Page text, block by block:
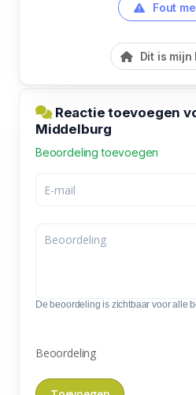
Fout
Dit is
Reactie toevoegen
Middelburg
Beoordeling toevoegen
De beoordeling is zichtbaar voor alle
Beoordeling